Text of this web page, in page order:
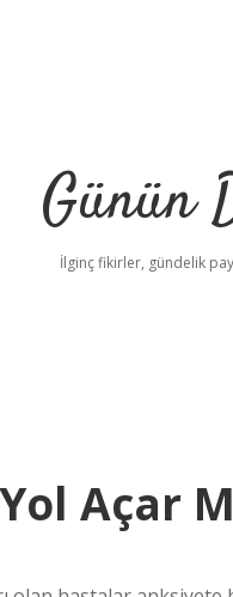
Günün
İlginç fikirler, gündelik
Açar